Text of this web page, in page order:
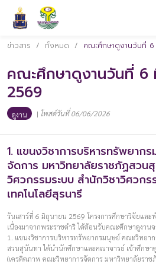
ข่าวสาร / ทั้งหมด / คณะศึกษาดูงานวันที่
คณะศึกษาดูงานวันที่ 6
2569
ดูงาน | โพสต์วันที่ 06/06/2026
1. แขนงวิชาการบริหารทรัพยาก
จัดการ มหาวิทยาลัยราชภัฏสวน
วิศวกรรมระบบ สำนักวิชาวิศวก
เทคโนโลยีสุรนารี
วันเสาร์ที่ 6 มิถุนายน 2569 โครงการศึกษาวิจัยแล
เนื่องมาจากพระราชดำริ ได้ต้อนรับคณะศึกษาดูงาน
1. แขนงวิชาการบริหารทรัพยากรมนุษย์ คณะวิทยา
สวนสุนันทา ได้นำนักศึกษาและคณาจารย์ เข้าศึกษา
(เครดิตภาพ คณะวิทยาการจัดการ มหาวิทยาลัยรา